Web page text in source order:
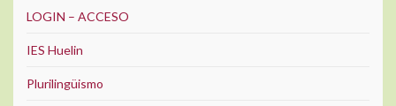
LOGIN – ACCESO
IES Huelin
Plurilingüismo